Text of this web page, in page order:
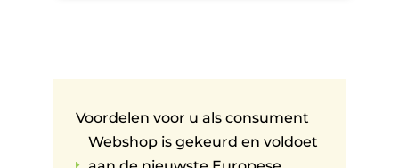
Voordelen voor u als consument
Webshop is gekeurd en voldoet